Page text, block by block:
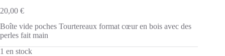
20,00 €
Boîte vide poches Tourtereaux format cœur en bois avec des
perles fait main
1 en stock